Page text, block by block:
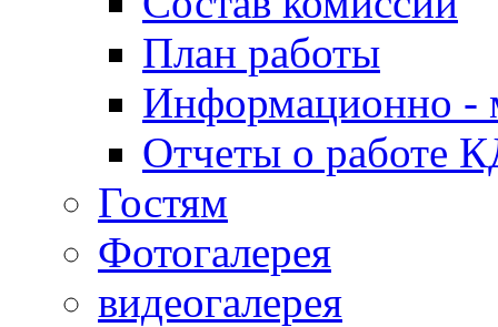
План работы
Информационно -
Отчеты о работе
Гостям
Фотогалерея
видеогалерея